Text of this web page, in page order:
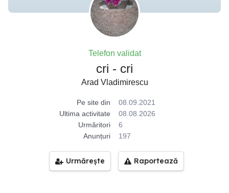
Telefon validat
cri - cri
Arad Vladimirescu
Pe site din
08.09.2021
Ultima activitate
08.08.2026
Urmăritori
6
Anunțuri
197
Urmărește Raportează